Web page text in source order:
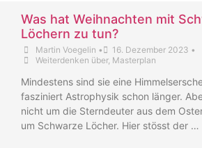
Was hat Weihnachten mit
Löchern zu tun?
Martin Voegelin • 16. Dezember 2023 •
Weiterdenken über, Masterplan
Mindestens sind sie eine
fasziniert Astrophysik schon länger.
nicht um die Sterndeuter aus dem
um Schwarze Löcher. Hier stösst der …